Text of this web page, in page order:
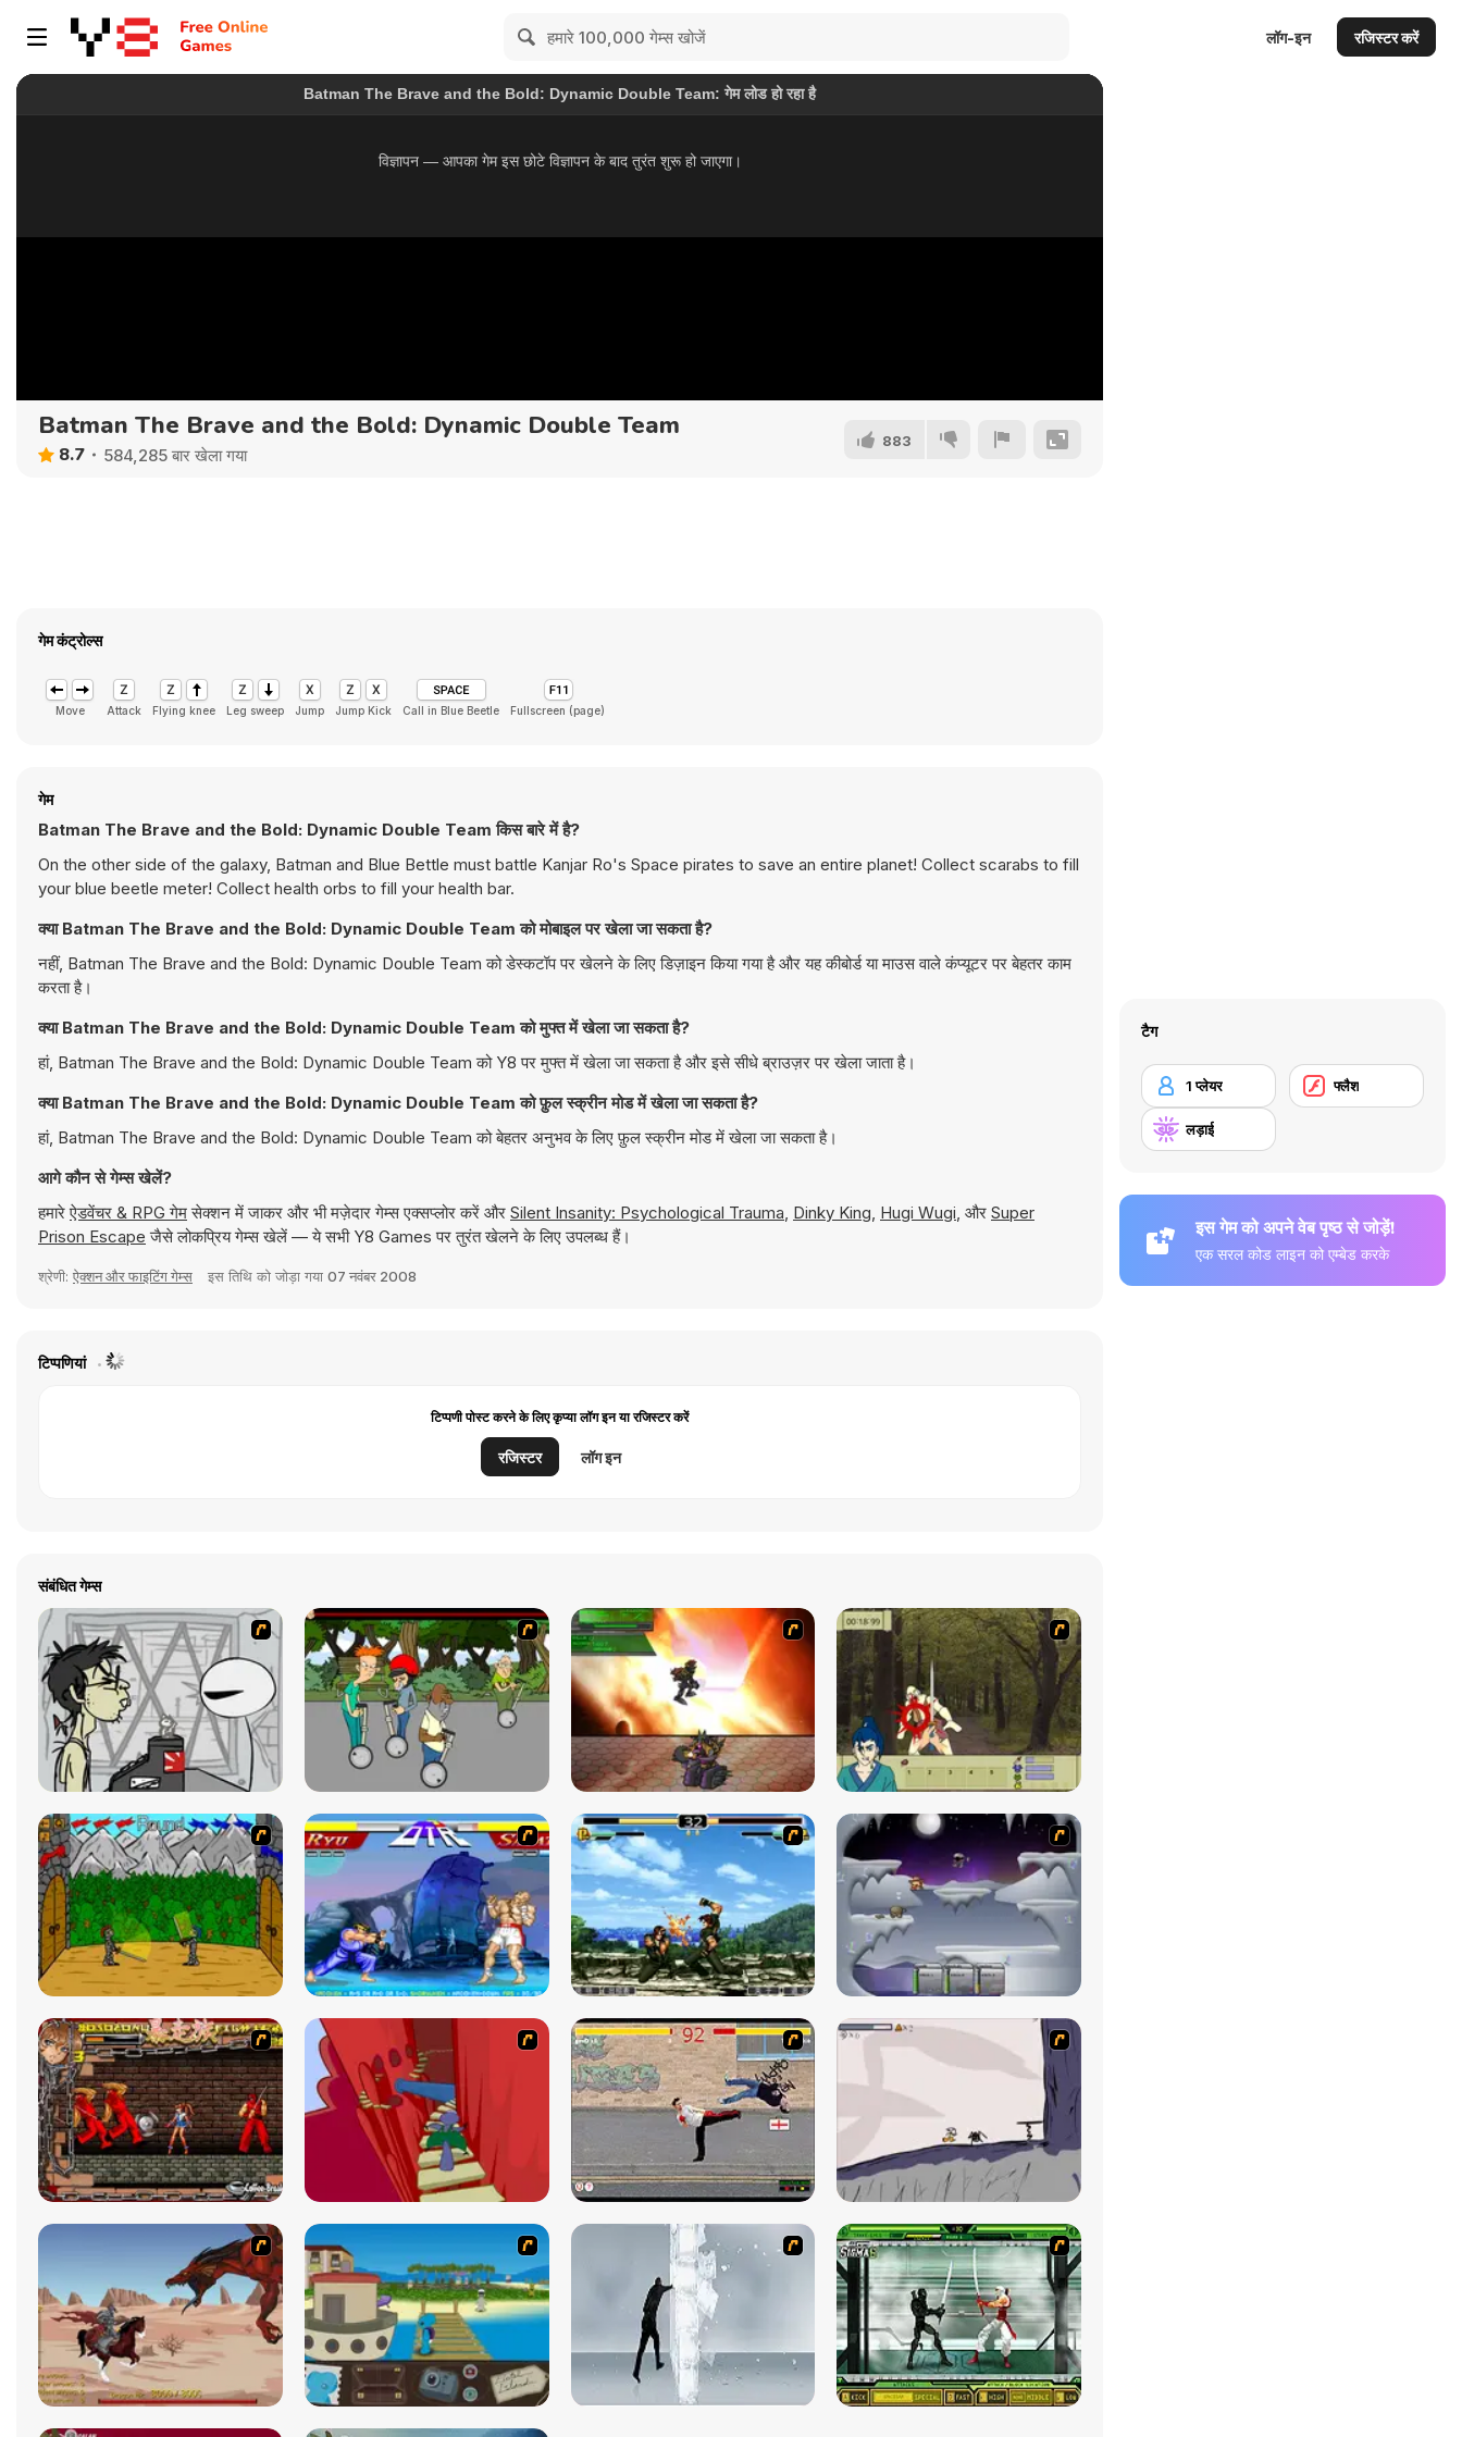
लॉग-इन रजिस्टर करें
Batman The Brave and the Bold: Dynamic Double Team
8.7 584,285 बार खेला गया
883
गेम कंट्रोल्स
Move Attack Flying knee Leg sweep Jump Jump Kick Call in Blue Beetle Fullscreen (page)
गेम
Batman The Brave and the Bold: Dynamic Double Team किस बारे में है?
On the other side of the galaxy, Batman and Blue Bettle must battle Kanjar Ro's Space pirates to save an entire planet! Collect scarabs to fill
your blue beetle meter! Collect health orbs to fill your health bar.
क्या Batman The Brave and the Bold: Dynamic Double Team को मोबाइल पर खेला जा सकता है?
नहीं, Batman The Brave and the Bold: Dynamic Double Team को डेस्कटॉप पर खेलने के लिए डिज़ाइन किया गया है और यह कीबोर्ड या माउस वाले कंप्यूटर पर बेहतर काम
करता है।
क्या Batman The Brave and the Bold: Dynamic Double Team को मुफ्त में खेला जा सकता है?
हां, Batman The Brave and the Bold: Dynamic Double Team को Y8 पर मुफ्त में खेला जा सकता है और इसे सीधे ब्राउज़र पर खेला जाता है।
क्या Batman The Brave and the Bold: Dynamic Double Team को फ़ुल स्क्रीन मोड में खेला जा सकता है?
हां, Batman The Brave and the Bold: Dynamic Double Team को बेहतर अनुभव के लिए फ़ुल स्क्रीन मोड में खेला जा सकता है।
आगे कौन से गेम्स खेलें?
हमारेऐडवेंचर & RPG गेमसेक्शन में जाकर और भी मज़ेदार गेम्स एक्सप्लोर करें और Silent Insanity: Psychological Trauma, Dinky King, Hugi Wugi, और Super
Prison Escape जैसे लोकप्रिय गेम्स खेलें — ये सभी Y8 Games पर तुरंत खेलने के लिए उपलब्ध हैं।
श्रेणी: ऐक्शन और फाइटिंग गेम्स इस तिथि को जोड़ा गया 07 नवंबर 2008
टिप्पणियां
टिप्पणी पोस्ट करने के लिए कृप्या लॉग इन या रजिस्टर करें
रजिस्टर लॉग इन
संबंधित गेम्स
टैग
1 प्लेयर फ्लैश
लड़ाई
इस गेम को अपने वेब पृष्ठ से जोड़ें!
एक सरल कोड लाइन को एम्बेड करके